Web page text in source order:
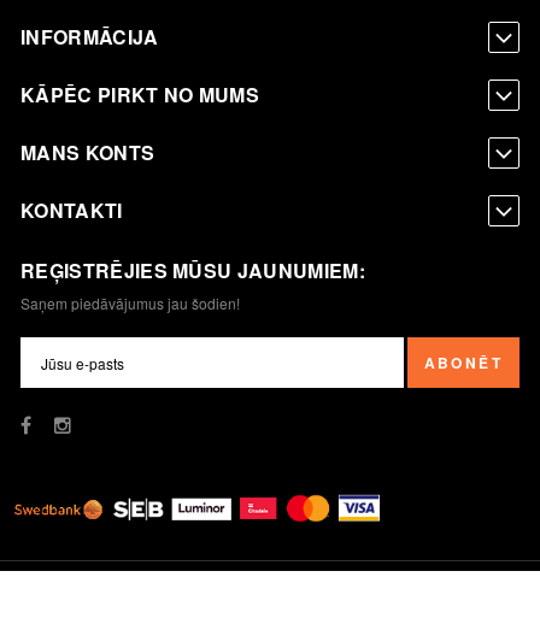
INFORMĀCIJA
KĀPĒC PIRKT NO MUMS
MANS KONTS
KONTAKTI
REĢISTRĒJIES MŪSU JAUNUMIEM:
Saņem piedāvājumus jau šodien!
ABONĒT